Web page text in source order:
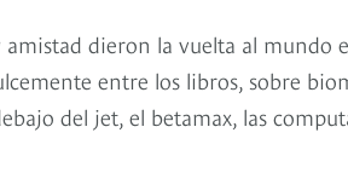
amistad dieron la vuelta al
entre los libros, sobre
del jet, el betamax, las